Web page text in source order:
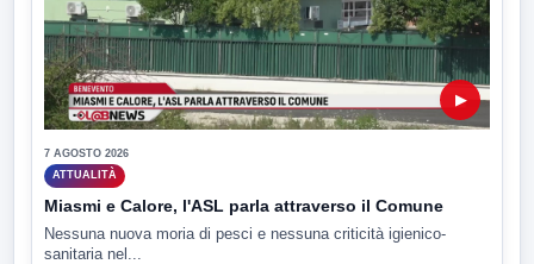
▶
7 AGOSTO 2026
ATTUALITÀ
Miasmi e Calore, l'ASL parla attraverso il Comune
Nessuna nuova moria di pesci e nessuna criticità igienico-
sanitaria nel...